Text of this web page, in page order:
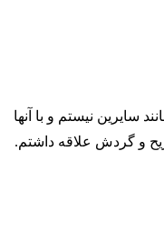
سایرین نیستم و با آنها
و گردش علاقه داشتم.